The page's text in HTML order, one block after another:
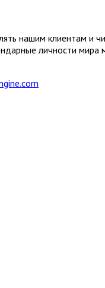
нашим клиентам и
личности